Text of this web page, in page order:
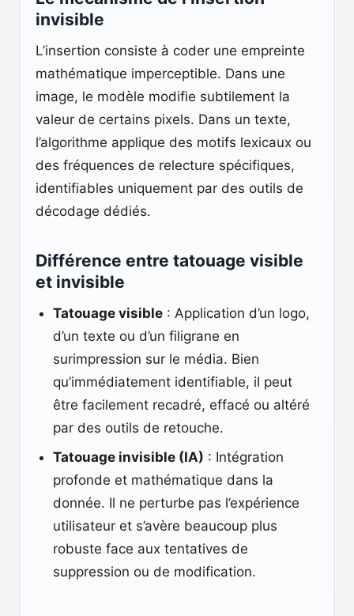
invisible
L’insertion consiste à coder une empreinte
mathématique imperceptible. Dans une
image, le modèle modifie subtilement la
valeur de certains pixels. Dans un texte,
l’algorithme applique des motifs lexicaux ou
des fréquences de relecture spécifiques,
identifiables uniquement par des outils de
décodage dédiés.
Différence entre tatouage visible
et invisible
Tatouage visible : Application d’un logo,
d’un texte ou d’un filigrane en
surimpression sur le média. Bien
qu’immédiatement identifiable, il peut
être facilement recadré, effacé ou altéré
par des outils de retouche.
Tatouage invisible (IA) : Intégration
profonde et mathématique dans la
donnée. Il ne perturbe pas l’expérience
utilisateur et s’avère beaucoup plus
robuste face aux tentatives de
suppression ou de modification.